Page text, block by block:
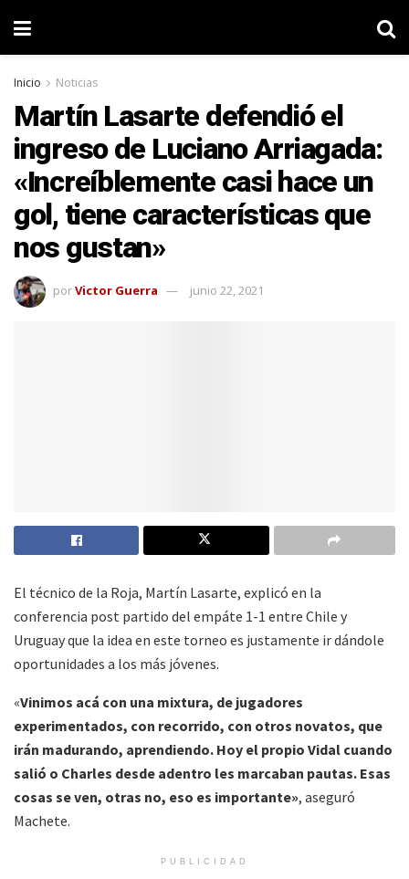
Inicio Noticias
Martín Lasarte defendió el
ingreso de Luciano Arriagada:
«Increíblemente casi hace un
gol, tiene características que
nos gustan»
porVictor Guerra junio 22, 2021
El técnico de la Roja, Martín Lasarte, explicó en la
conferencia post partido del empáte 1-1 entre Chile y
Uruguay que la idea en este torneo es justamente ir dándole
oportunidades a los más jóvenes.
«Vinimos acá con una mixtura, de jugadores
experimentados, con recorrido, con otros novatos, que
irán madurando, aprendiendo. Hoy el propio Vidal cuando
salió o Charles desde adentro les marcaban pautas. Esas
cosas se ven, otras no, eso es importante», aseguró
Machete.
PUBLICIDAD